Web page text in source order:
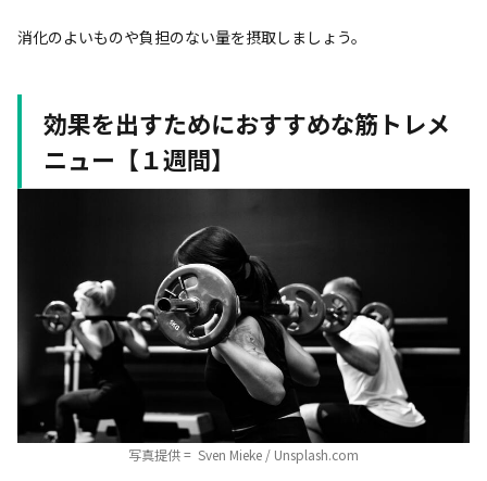
消化のよいものや負担のない量を摂取しましょう。
効果を出すためにおすすめな筋トレメ
ニュー【１週間】
写真提供 = Sven Mieke / Unsplash.com